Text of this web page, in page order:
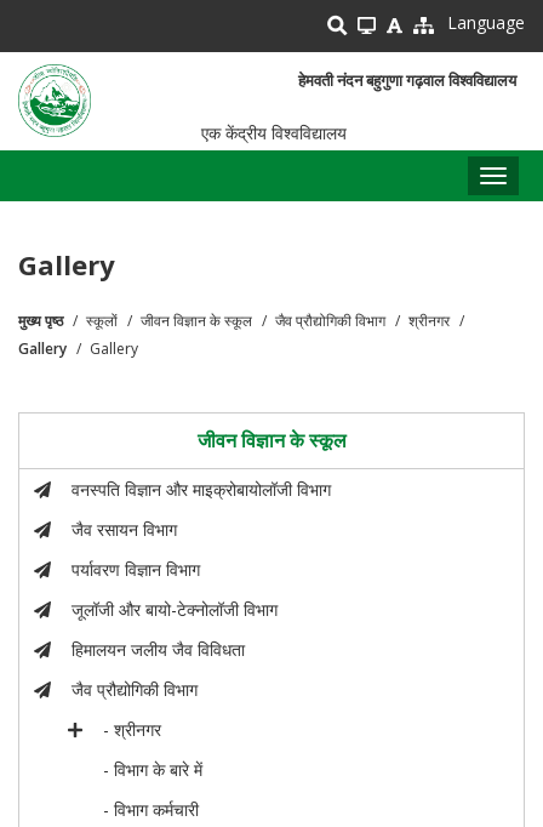
main
content
Language
हेमवती नंदन बहुगुणा गढ़वाल विश्वविद्यालय
एक केंद्रीय विश्वविद्यालय
Gallery
पग
मुख्य पृष्ठ स्कूलों जीवन विज्ञान के स्कूल जैव प्रौद्योगिकी विभाग
श्रीनगर
Gallery
Gallery
जीवन विज्ञान के स्कूल
वनस्पति विज्ञान और माइक्रोबायोलॉजी विभाग
जैव रसायन विभाग
पर्यावरण विज्ञान विभाग
जूलॉजी और बायो-टेक्नोलॉजी विभाग
हिमालयन जलीय जैव विविधता
जैव प्रौद्योगिकी विभाग
- श्रीनगर
- विभाग के बारे में
- विभाग कर्मचारी